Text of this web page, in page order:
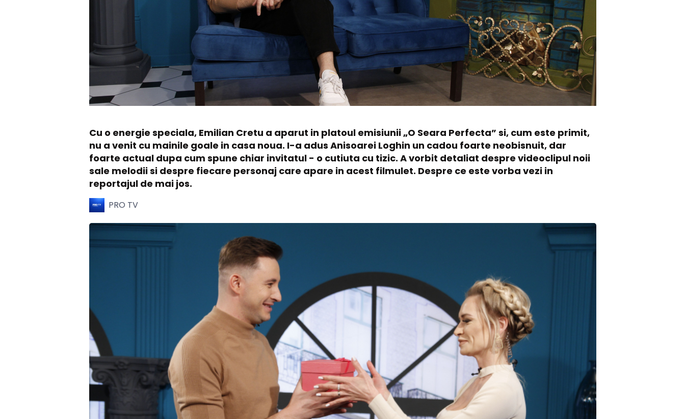
Cu o energie speciala, Emilian Cretu a aparut in platoul emisiunii „O Seara Perfecta” si, cum este primit,
nu a venit cu mainile goale in casa noua. I-a adus Anisoarei Loghin un cadou foarte neobisnuit, dar
foarte actual dupa cum spune chiar invitatul - o cutiuta cu tizic. A vorbit detaliat despre videoclipul noii
sale melodii si despre fiecare personaj care apare in acest filmulet. Despre ce este vorba vezi in
reportajul de mai jos.
PRO TV